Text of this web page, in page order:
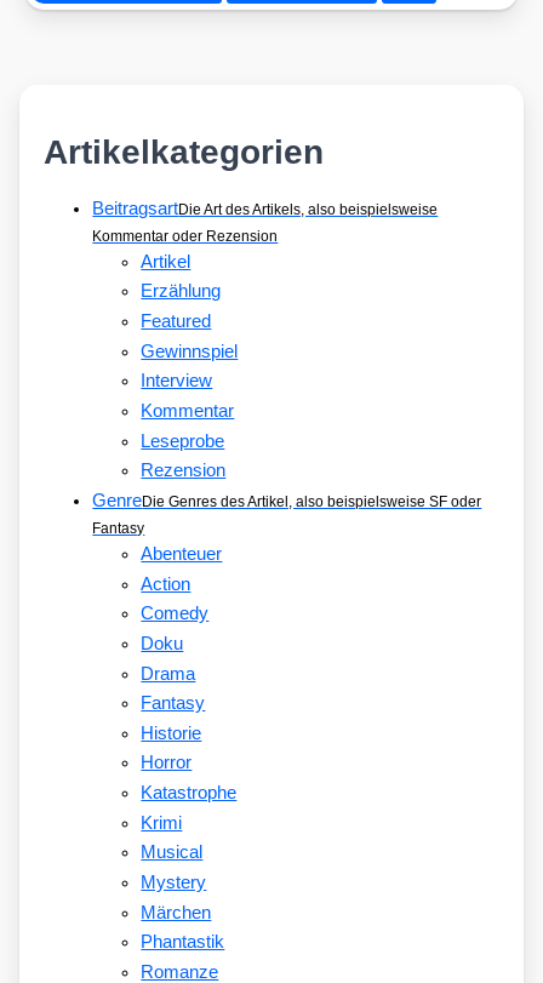
Artikelkategorien
BeitragsartDie Art des Artikels, also beispielsweise
Kommentar oder Rezension
Artikel
Erzählung
Featured
Gewinnspiel
Interview
Kommentar
Leseprobe
Rezension
GenreDie Genres des Artikel, also beispielsweise SF oder
Fantasy
Abenteuer
Action
Comedy
Doku
Drama
Fantasy
Historie
Horror
Katastrophe
Krimi
Musical
Mystery
Märchen
Phantastik
Romanze